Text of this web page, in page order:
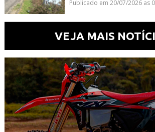
Publicado em 20/07/2026 as
VEJA MAIS